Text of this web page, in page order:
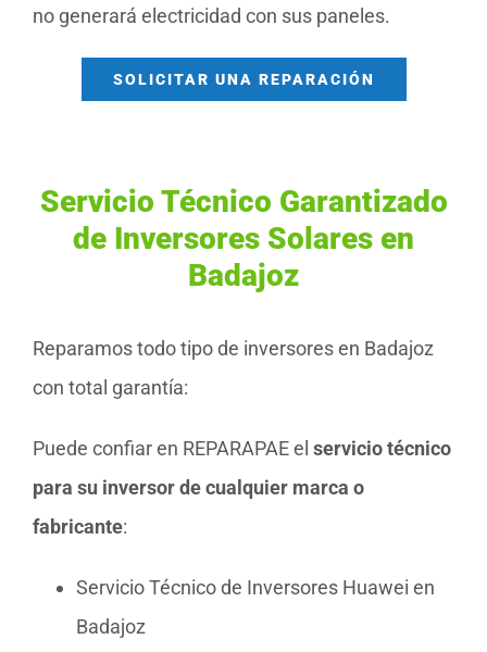
no generará electricidad con sus paneles.
SOLICITAR UNA REPARACIÓN
Servicio Técnico Garantizado
de Inversores Solares en
Badajoz
Reparamos todo tipo de inversores en Badajoz
con total garantía:
Puede confiar en REPARAPAE el servicio técnico
para su inversor de cualquier marca o
fabricante:
Servicio Técnico de Inversores Huawei en
Badajoz